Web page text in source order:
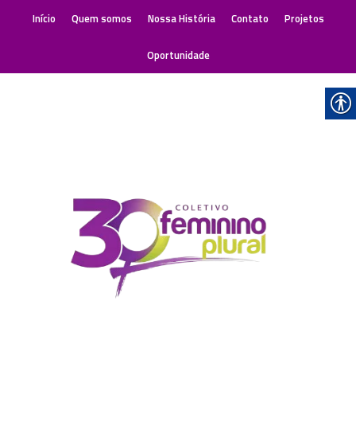
Início Quem somos Nossa História Contato Projetos
Oportunidade